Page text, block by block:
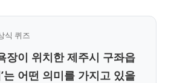
식 퀴즈
장이 위치한 제주시 구좌읍
는 어떤 의미를 가지고 있을